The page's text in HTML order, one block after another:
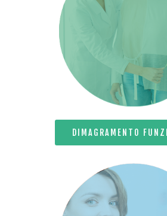
DIMAGRAMENTO